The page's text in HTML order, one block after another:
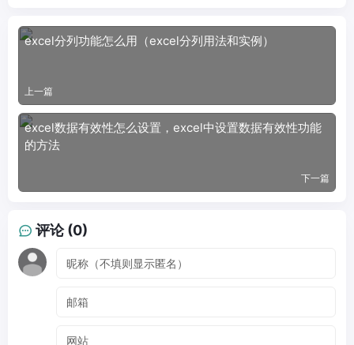
excel分列功能怎么用（excel分列用法和实例）
上一篇
excel数据有效性怎么设置，excel中设置数据有效性功能
的方法
下一篇
评论 (0)